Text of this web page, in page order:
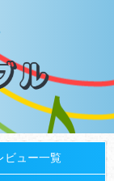
ビュー一覧